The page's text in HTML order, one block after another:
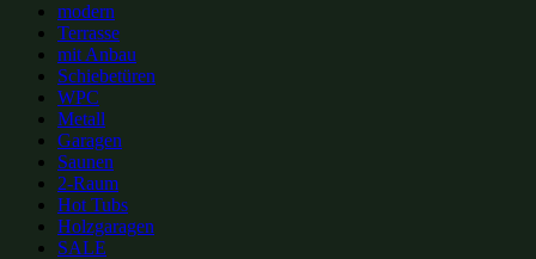
modern
Terrasse
mit Anbau
Schiebetüren
WPC
Metall
Garagen
Saunen
2-Raum
Hot Tubs
Holzgaragen
SALE